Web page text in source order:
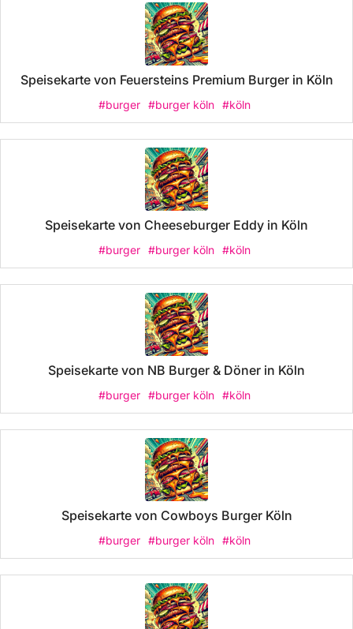
Speisekarte von Feuersteins Premium Burger in Köln
#burger #burger köln #köln
Speisekarte von Cheeseburger Eddy in Köln
#burger #burger köln #köln
Speisekarte von NB Burger & Döner in Köln
#burger #burger köln #köln
Speisekarte von Cowboys Burger Köln
#burger #burger köln #köln